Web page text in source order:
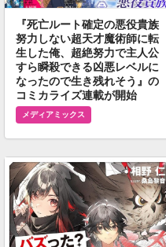
『死亡ルート確定の悪役貴族
努力しない超天才魔術師に転
生した俺、超絶努力で主人公
すら瞬殺できる凶悪レベルに
なったので生き残れそう』の
コミカライズ連載が開始
メディアミックス